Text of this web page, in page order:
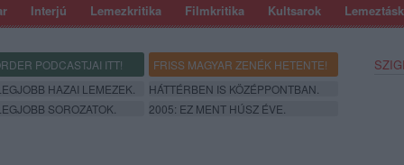
Interjú Lemezkritika Filmkritika Kultsarok
PODCASTJAI ITT!
FRISS MAGYAR ZENÉK HETENTE!
HAZAI LEMEZEK.
HÁTTÉRBEN IS KÖZÉPPONTBAN.
SOROZATOK. 2005: EZ MENT HÚSZ ÉVE.